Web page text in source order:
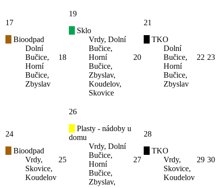
17
Bioodpad
Dolní
Bučice,
Horní
Bučice,
Zbyslav
18
19
Sklo
Vrdy, Dolní
Bučice,
Horní
Bučice,
Zbyslav,
Koudelov,
Skovice
20
21
TKO
Dolní
Bučice,
Horní
Bučice,
Zbyslav
22 23
24
Bioodpad
Vrdy,
Skovice,
Koudelov
25
26
Plasty - nádoby u
domu
Vrdy, Dolní
Bučice,
Horní
Bučice,
Zbyslav,
27
28
TKO
Vrdy,
Skovice,
Koudelov
29 30